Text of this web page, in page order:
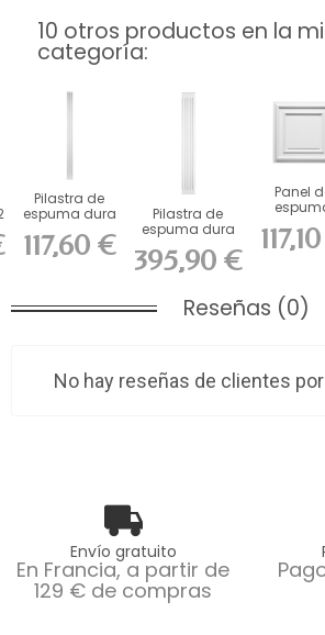
10 otros productos en la
categoría:
Pilastra de
espuma dura
ORAC K200
L13,6 x...
117,60 €
Pilastra de
espuma dura
ORAC K250 L27
x...
395,90 €
Panel
dura
F30
59,5...
Reseñas (0)
No hay reseñas de clientes
Envío gratuito
En Francia, a partir de
129 € de compras